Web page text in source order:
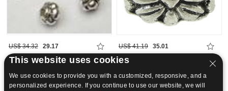
US$ 34.32 29.17 US$ 41.19 35.01
15 20
This website uses cookies
We use cookies to provide you with a customized, responsive, and a
personalized experience. If you continue to use our website, we will